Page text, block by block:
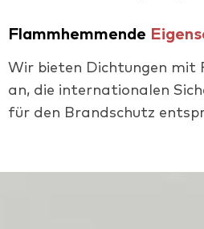
Flammhemmende
Wir bieten Dichtungen
an, die internationalen
für den Brandschutz